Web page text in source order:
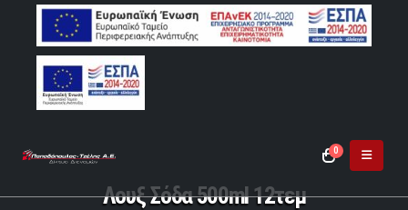
0
Λουξ Σόδα 500ml 12τεμ